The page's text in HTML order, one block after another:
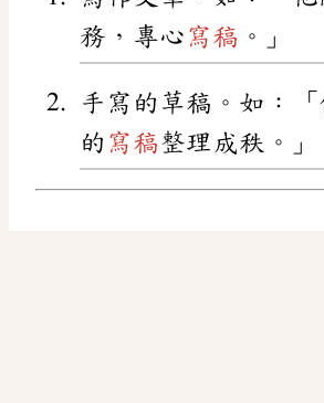
務，專心 寫稿 。」
手寫的草稿。如：
的 寫稿整理成秩。」